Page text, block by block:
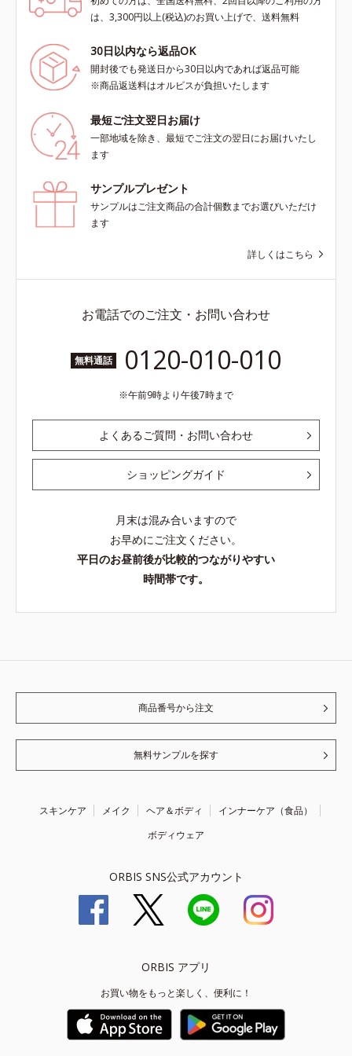
は、3,300円以上(税込)のお買い上げで、送料無料
30日以内なら返品OK
開封後でも発送日から30日以内であれば返品可能
※商品返送料はオルビスが負担いたします
最短ご注文翌日お届け
一部地域を除き、最短でご注文の翌日にお届けいたし
ます
サンプルプレゼント
サンプルはご注文商品の合計個数までお選びいただけ
ます
詳しくはこちら
お電話でのご注文・お問い合わせ
無料通話 0120-010-010
午前9時より午後7時まで
よくあるご質問・お問い合わせ
ショッピングガイド
月末は混み合いますので
お早めにご注文ください。
平日のお昼前後が比較的つながりやすい
時間帯です。
商品番号から注文
無料サンプルを探す
スキンケア メイク ヘア＆ボディ
インナーケア（食品）
ボディウェア
ORBIS SNS公式アカウント
ORBIS アプリ
お買い物をもっと楽しく、便利に！